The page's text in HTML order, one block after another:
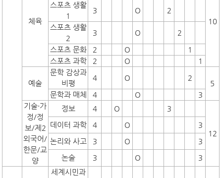
체육 10
스포츠 생활
1
3 O
2
스포츠 생활
2
3 O
2
스포츠 문화
2 O
1
스포츠 과학
2 O 1
예술
문학 감상과
비평
4 O 2
5
문학과 매체
4 O
3
기술·가
정/정
보/제2
외국어/
한문/교
양
정보 4 O 3
12
데이터 과학 4 O
3
논리와 사고
3 O
3
논술
3 O 3
세계시민과